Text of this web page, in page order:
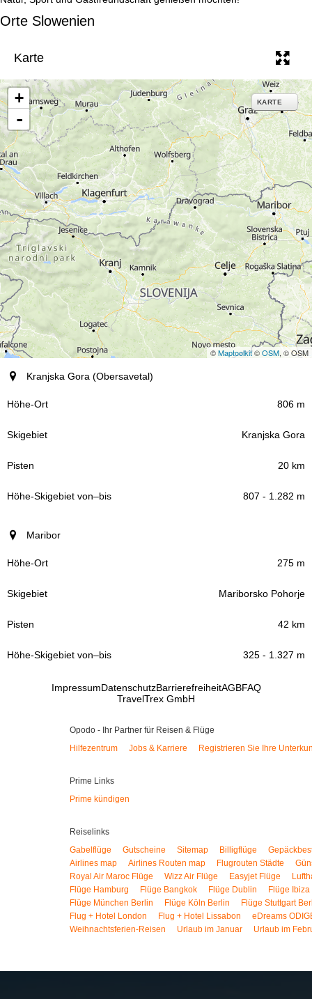
i
Orte Slowenien
Karte
+
-
KARTE
©Maptoolkit©OSM, © OSM
Ort (Region)
Höhe-Ort
Höhe-Skigebiet
Kranjska Gora (Obersavetal)
806 m
Kranjska Gora
20 km
807 - 1.282 m
Maribor
275 m
Mariborsko Pohorje
42 km
325 - 1.327 m
ImpressumDatenschutzBarrierefreiheitAGBFAQ
TravelTrex GmbH